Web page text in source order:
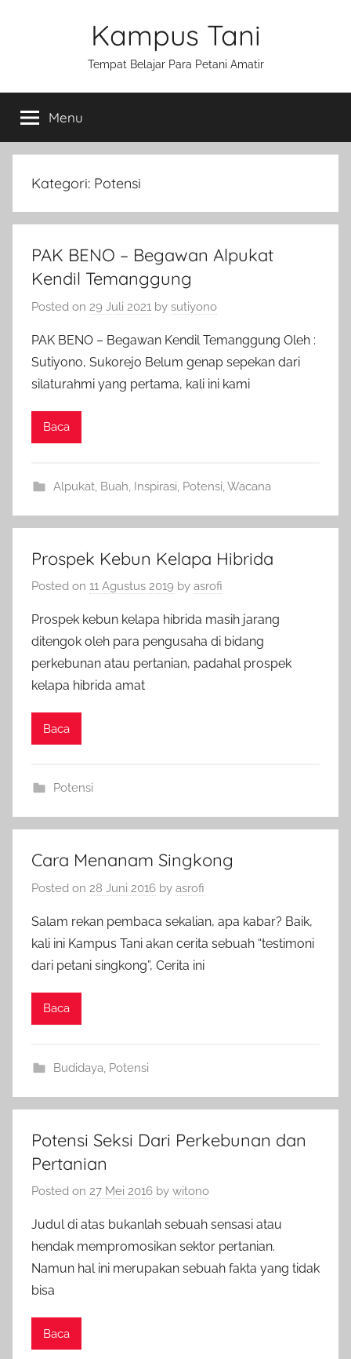
Kampus Tani
Tempat Belajar Para Petani Amatir
Menu
Kategori: Potensi
PAK BENO – Begawan Alpukat
Kendil Temanggung
Posted on 29 Juli 2021 by sutiyono
PAK BENO – Begawan Kendil Temanggung Oleh :
Sutiyono, Sukorejo Belum genap sepekan dari
silaturahmi yang pertama, kali ini kami
Baca
Alpukat, Buah Inspirasi Potensi Wacana
Prospek Kebun Kelapa Hibrida
Posted on 11 Agustus 2019 by asrofi
Prospek kebun kelapa hibrida masih jarang
ditengok oleh para pengusaha di bidang
perkebunan atau pertanian, padahal prospek
kelapa hibrida amat
Baca
Potensi
Cara Menanam Singkong
Posted on 28 Juni 2016 by asrofi
Salam rekan pembaca sekalian, apa kabar? Baik,
kali ini Kampus Tani akan cerita sebuah “testimoni
dari petani singkong”, Cerita ini
Baca
Budidaya Potensi
Potensi Seksi Dari Perkebunan dan
Pertanian
Posted on 27 Mei 2016 by witono
Judul di atas bukanlah sebuah sensasi atau
hendak mempromosikan sektor pertanian.
Namun hal ini merupakan sebuah fakta yang tidak
bisa
Baca